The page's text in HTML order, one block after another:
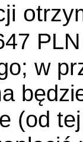
w
(od